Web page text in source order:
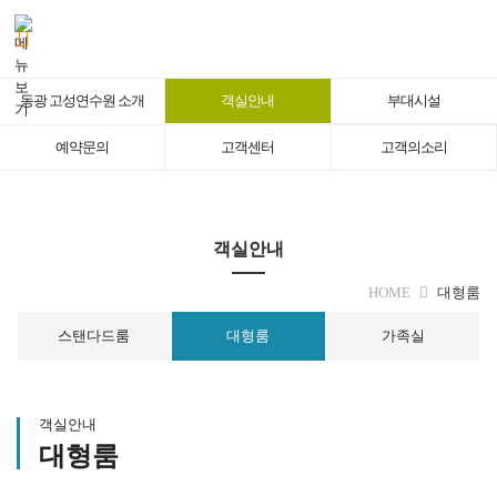
동광 고성연수원 소개 객실안내 부대시설
예약문의 고객센터 고객의소리
HOME 대형룸
객실안내
스탠다드룸 대형룸 가족실
객실안내
대형룸